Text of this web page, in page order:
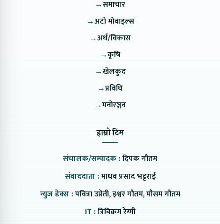
→समाचार
→अटो मोवाइल्स
→अर्थ/विकास
→कृषि
→खेलकुद
→प्रविधि
→मनोरञ्जन
हाम्रो टिम
संचालक/सम्पादक :दिपक गौतम
संवाददाता :माधव प्रसाद भट्टराई
न्युज डेक्स :पवित्रा उप्रेती, इश्वर गौतम, मौसम गौतम
IT :त्रिबिक्रम रेग्मी